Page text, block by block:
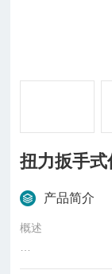
扭力扳手式
产品简介
概述
扭矩传感器是对